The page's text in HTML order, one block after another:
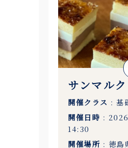
サンマルク
開催クラス : 基
開催日時 :
14:30
開催場所 : 徳島